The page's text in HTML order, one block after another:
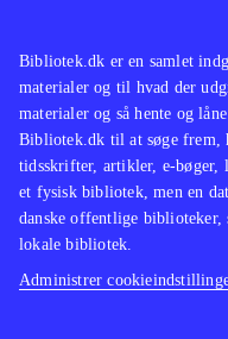
Bibliotek.dk er en samlet
materialer og til hvad der
materialer og så hente og
Bibliotek.dk til at søge frem,
tidsskrifter, artikler, e-bøger,
et fysisk bibliotek, men en
danske offentlige
lokale bibliotek.
Administrer